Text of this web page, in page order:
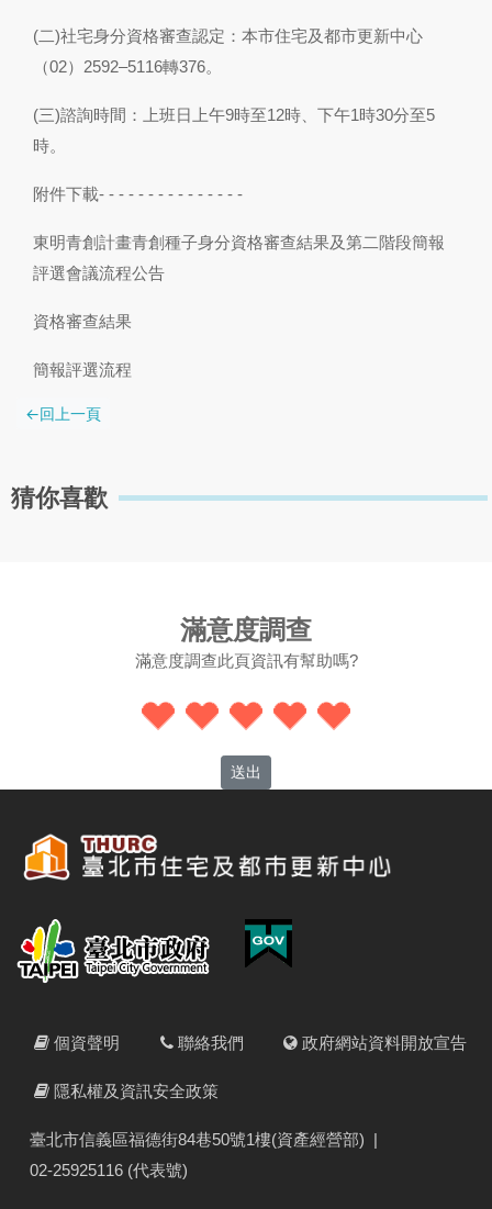
(二)社宅身分資格審查認定：本市住宅及都市更新中心
（02）2592–5116轉376。
(三)諮詢時間：上班日上午9時至12時、下午1時30分至5
時。
附件下載- - - - - - - - - - - - - - -
東明青創計畫青創種子身分資格審查結果及第二階段簡報
評選會議流程公告
資格審查結果
簡報評選流程
猜你喜歡
滿意度調查
滿意度調查此頁資訊有幫助嗎?
送出
個資聲明 聯絡我們 政府網站資料開放宣告
隱私權及資訊安全政策
臺北市信義區福德街84巷50號1樓(資產經營部) |
02-25925116 (代表號)